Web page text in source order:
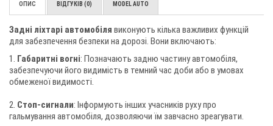
ОПИС ВІДГУКІВ (0) MODEL AUTO
Задні ліхтарі автомобіля виконують кілька важливих функцій
для забезпечення безпеки на дорозі. Вони включають:
1. Габаритні вогні: Позначають задню частину автомобіля,
забезпечуючи його видимість в темний час доби або в умовах
обмеженої видимості.
2. Стоп-сигнали: Інформують інших учасників руху про
гальмування автомобіля, дозволяючи їм завчасно зреагувати.